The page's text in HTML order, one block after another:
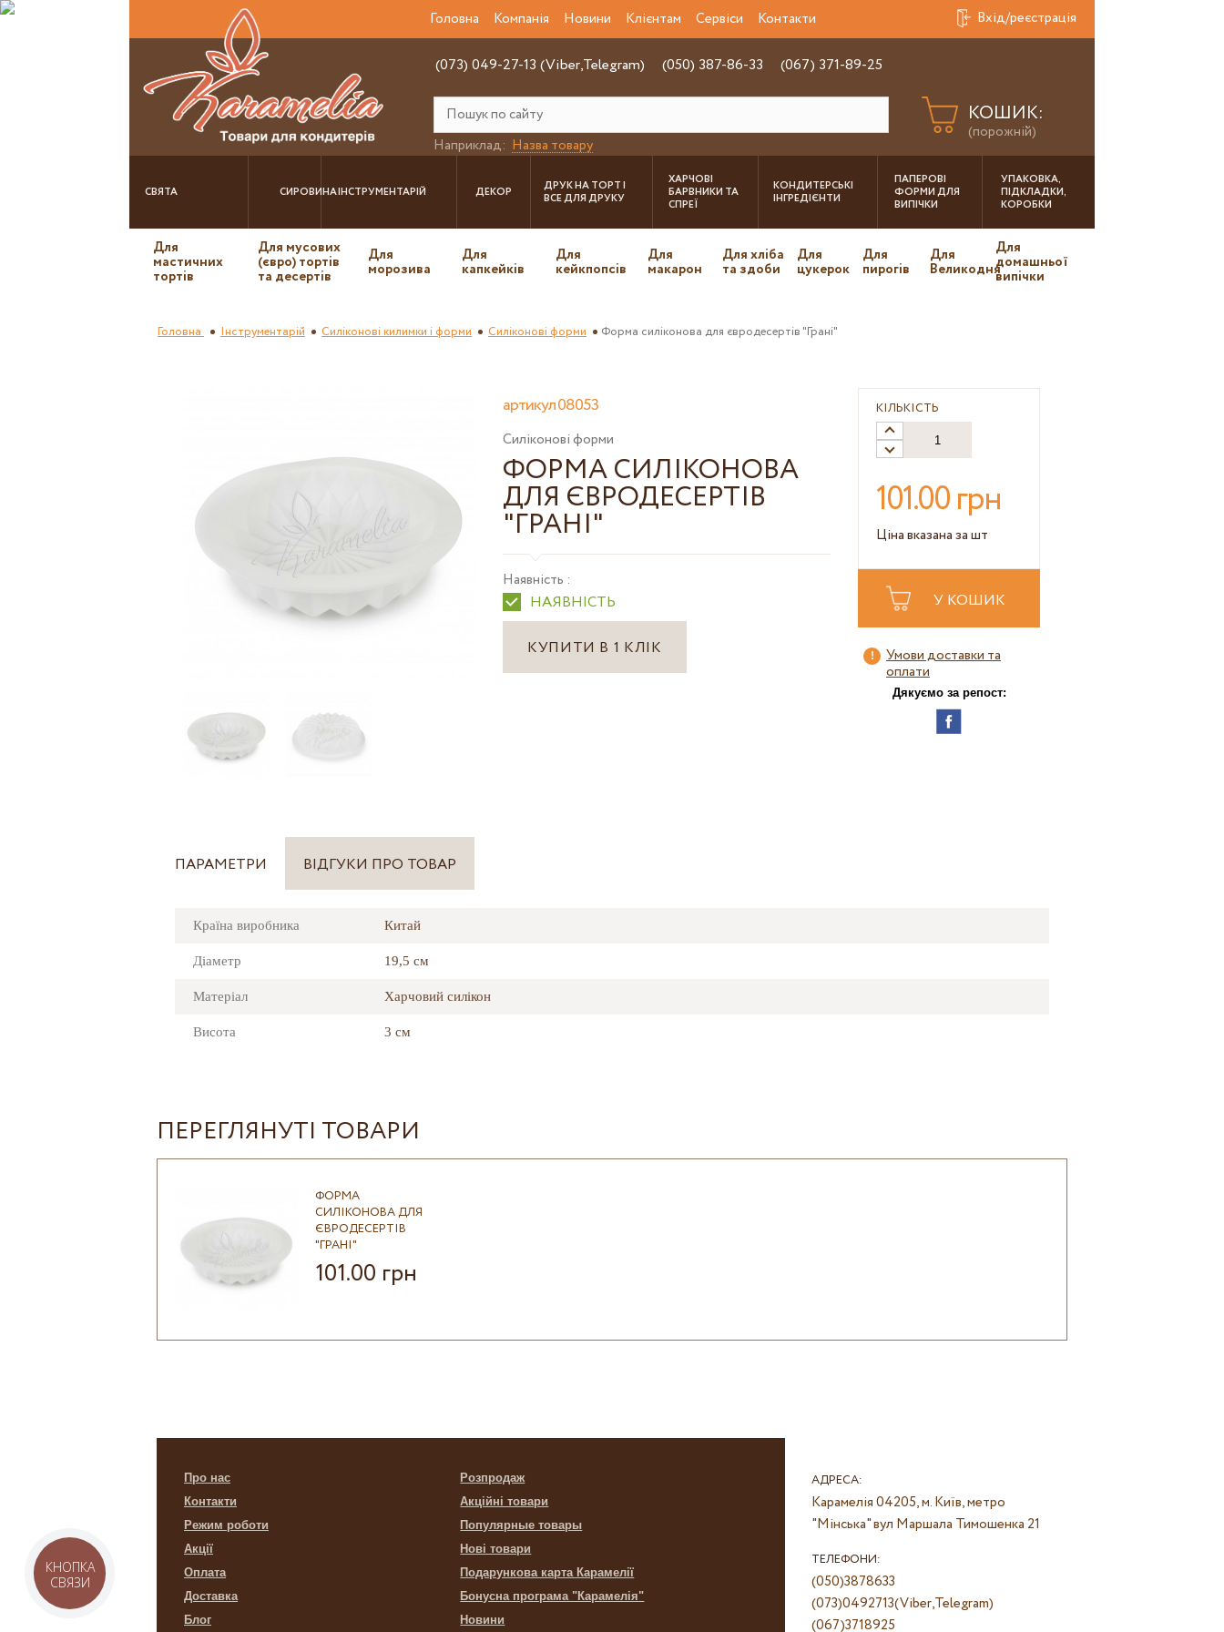
Головна Компанія Новини Клієнтам Сервіси Контакти Вхід/реєстрація
(073) 049-27-13 (Viber,Telegram) (050) 387-86-33 (067) 371-89-25
Наприклад: Назва товару
КОШИК:
(порожній)
СВЯТА СИРОВИНАІНСТРУМЕНТАРІЙ ДЕКОР
ДРУК НА ТОРТ І
ВСЕ ДЛЯ ДРУКУ
ХАРЧОВІ
БАРВНИКИ ТА
СПРЕЇ
КОНДИТЕРСЬКІ
ІНГРЕДІЄНТИ
ПАПЕРОВІ
ФОРМИ ДЛЯ
ВИПІЧКИ
УПАКОВКА,
ПІДКЛАДКИ,
КОРОБКИ
Для
мастичних
тортів
Для мусових
(євро) тортів
та десертів
Для
морозива
Для
капкейків
Для
кейкпопсів
Для
макарон
Для хліба
та здоби
Для
цукерок
Для
пирогів
Для
Великодня
Для
домашньої
випічки
Головна Інструментарій Силіконові килимки і форми Силіконові форми Форма силіконова для євродесертів "Грані"
артикул 08053
Силіконові форми
ФОРМА СИЛІКОНОВА
ДЛЯ ЄВРОДЕСЕРТІВ
"ГРАНІ"
Наявність :
НАЯВНІСТЬ
КУПИТИ В 1 КЛІК
КІЛЬКІСТЬ
101.00 грн
Ціна вказана за шт
У КОШИК
Умови доставки та
оплати
Дякуємо за репост:
ПАРАМЕТРИ ВІДГУКИ ПРО ТОВАР
Країна виробника Китай
Діаметр 19,5 см
Матеріал Харчовий силікон
Висота 3 см
ПЕРЕГЛЯНУТІ ТОВАРИ
ФОРМА
СИЛІКОНОВА ДЛЯ
ЄВРОДЕСЕРТІВ
"ГРАНІ"
101.00 грн
Про нас
Розпродаж
Контакти
Акційні товари
Режим роботи
Популярные товары
Акції
Нові товари
Оплата
Подарункова карта Карамелії
Доставка
Бонусна програма "Карамелія"
Блог
Новини
АДРЕСА:
Карамелія04205, м. Київ, метро
"Мінська" вул Маршала Тимошенка 21
ТЕЛЕФОНИ:
(050)3878633
(073)0492713(Viber,Telegram)
(067)3718925
КНОПКА
СВЯЗИ